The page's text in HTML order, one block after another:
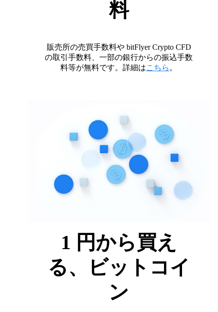
料
販売所の売買手数料や bitFlyer Crypto CFD
の取引手数料、一部の銀行からの振込手数
料等が無料です。詳細はこちら 。
1 円から買え
る、ビットコイ
ン